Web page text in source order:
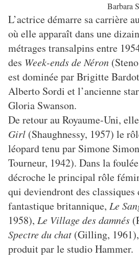
Barbara
L’actrice démarre sa carrière
où elle apparaît dans une
métrages transalpins entre
des Week-ends de Néron
est dominée par Brigitte
Alberto Sordi et l’ancienne
Gloria Swanson.
De retour au Royaume-Uni,
Girl (Shaughnessy, 1957) le
léopard tenu par Simone
Tourneur, 1942). Dans la
décroche le principal rôle
qui deviendront des classiques
fantastique britannique, Le
1958), Le Village des damnés
Spectre du chat (Gilling,
produit par le studio Hammer.